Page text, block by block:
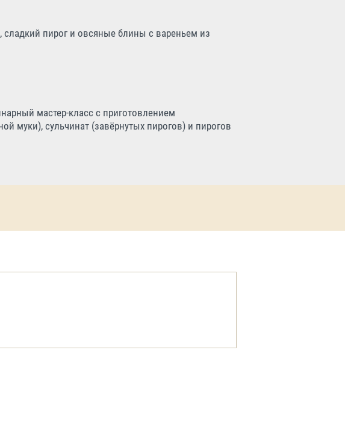
пирог и овсяные блины с вареньем из
мастер-класс с приготовлением
муки), сульчинат (завёрнутых пирогов) и пирогов